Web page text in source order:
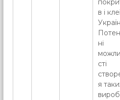
в і
ні
сті
я